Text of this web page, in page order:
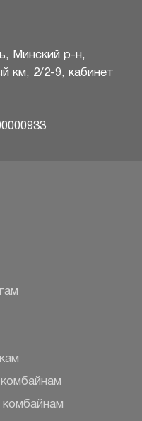
, Минский р-н,
км, 2/2-9, кабинет